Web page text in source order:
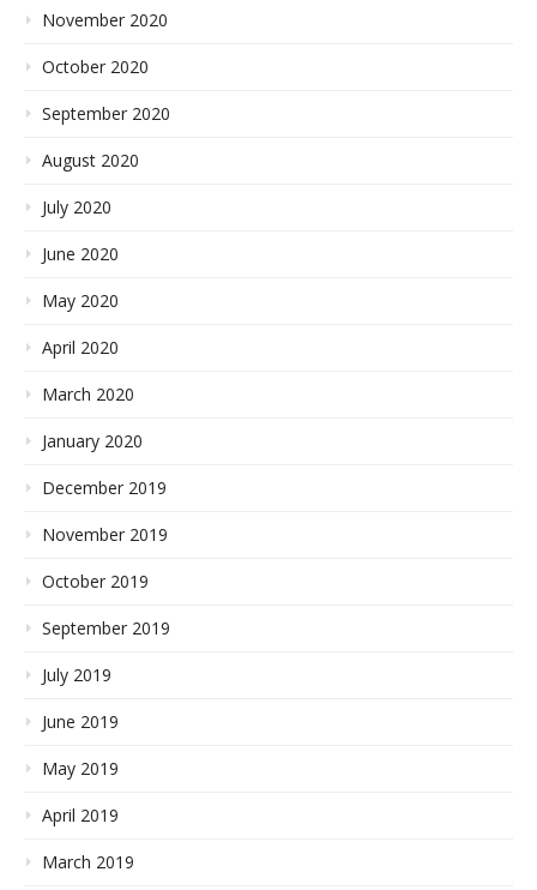
November 2020
October 2020
September 2020
August 2020
July 2020
June 2020
May 2020
April 2020
March 2020
January 2020
December 2019
November 2019
October 2019
September 2019
July 2019
June 2019
May 2019
April 2019
March 2019